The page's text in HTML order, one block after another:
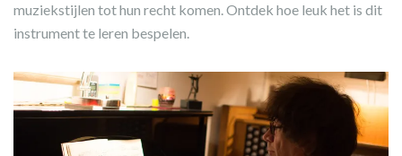
muziekstijlen tot hun recht komen. Ontdek hoe leuk het is dit
instrument te leren bespelen.